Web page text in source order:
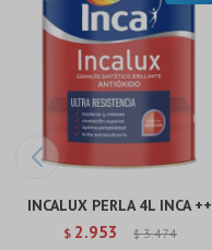
INCALUX PERLA 4L INCA ++
$ 2.953 $ 3.474